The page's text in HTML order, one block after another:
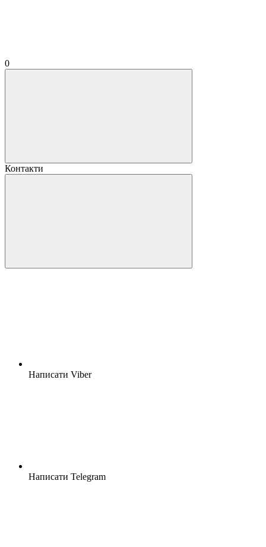
0
Контакти
Написати Viber
Написати Telegram